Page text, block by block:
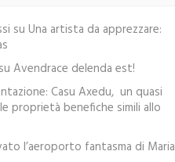
su Una artista da apprezzare:
su Avendrace delenda est!
Casu Axedu, un quasi
proprietà benefiche simili allo
l’aeroporto fantasma di Maria